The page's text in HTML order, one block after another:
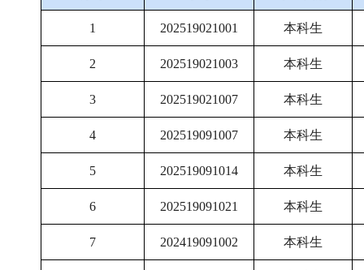
1 202519021001 本科生
2 202519021003 本科生
3 202519021007 本科生
4 202519091007 本科生
5 202519091014 本科生
6 202519091021 本科生
7 202419091002 本科生